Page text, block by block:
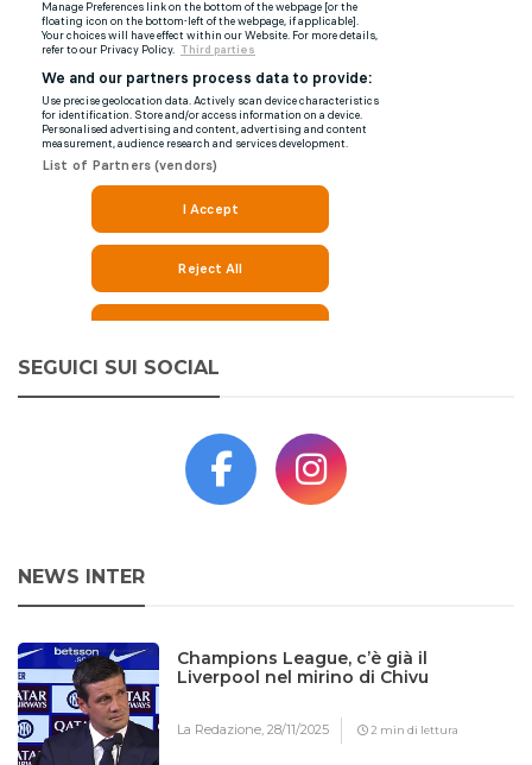
SEGUICI SUI SOCIAL
NEWS INTER
Champions League, c’è già il
Liverpool nel mirino di Chivu
La Redazione,28/11/2025 2 min di lettura